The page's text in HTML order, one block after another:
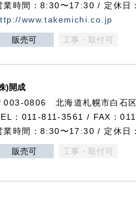
業時間：8:30〜17:30 / 定休日
www.takemichi.co.jp
販売可 工事・取付可
)開成
003-0806 北海道札幌市白石
：011-811-3561 / FAX：
業時間：8:30〜17:30 / 定休日
販売可 工事・取付可